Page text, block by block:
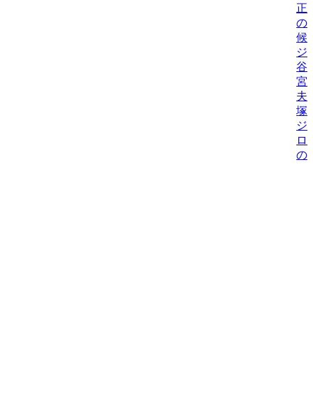
正
の
候/
ジ
谷
宮
夫
塚
ジ
ロ
の